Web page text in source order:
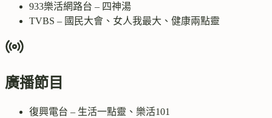
933樂活網路台 – 四神湯
TVBS – 國民大會、女人我最大、健康兩點靈
廣播節目
復興電台 – 生活一點靈、樂活101